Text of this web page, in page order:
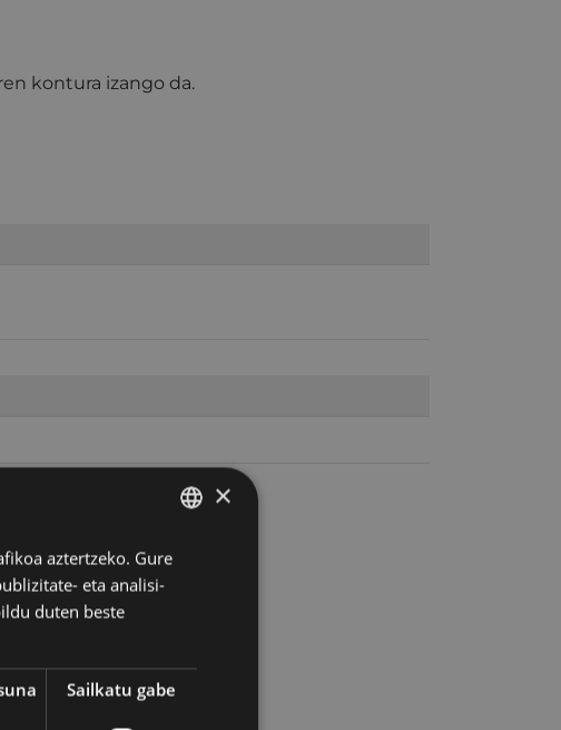
kontura izango da.
BASQUE
SPANISH
×
aztertzeko. Gure
eta analisi-
duten beste
Sailkatu gabe